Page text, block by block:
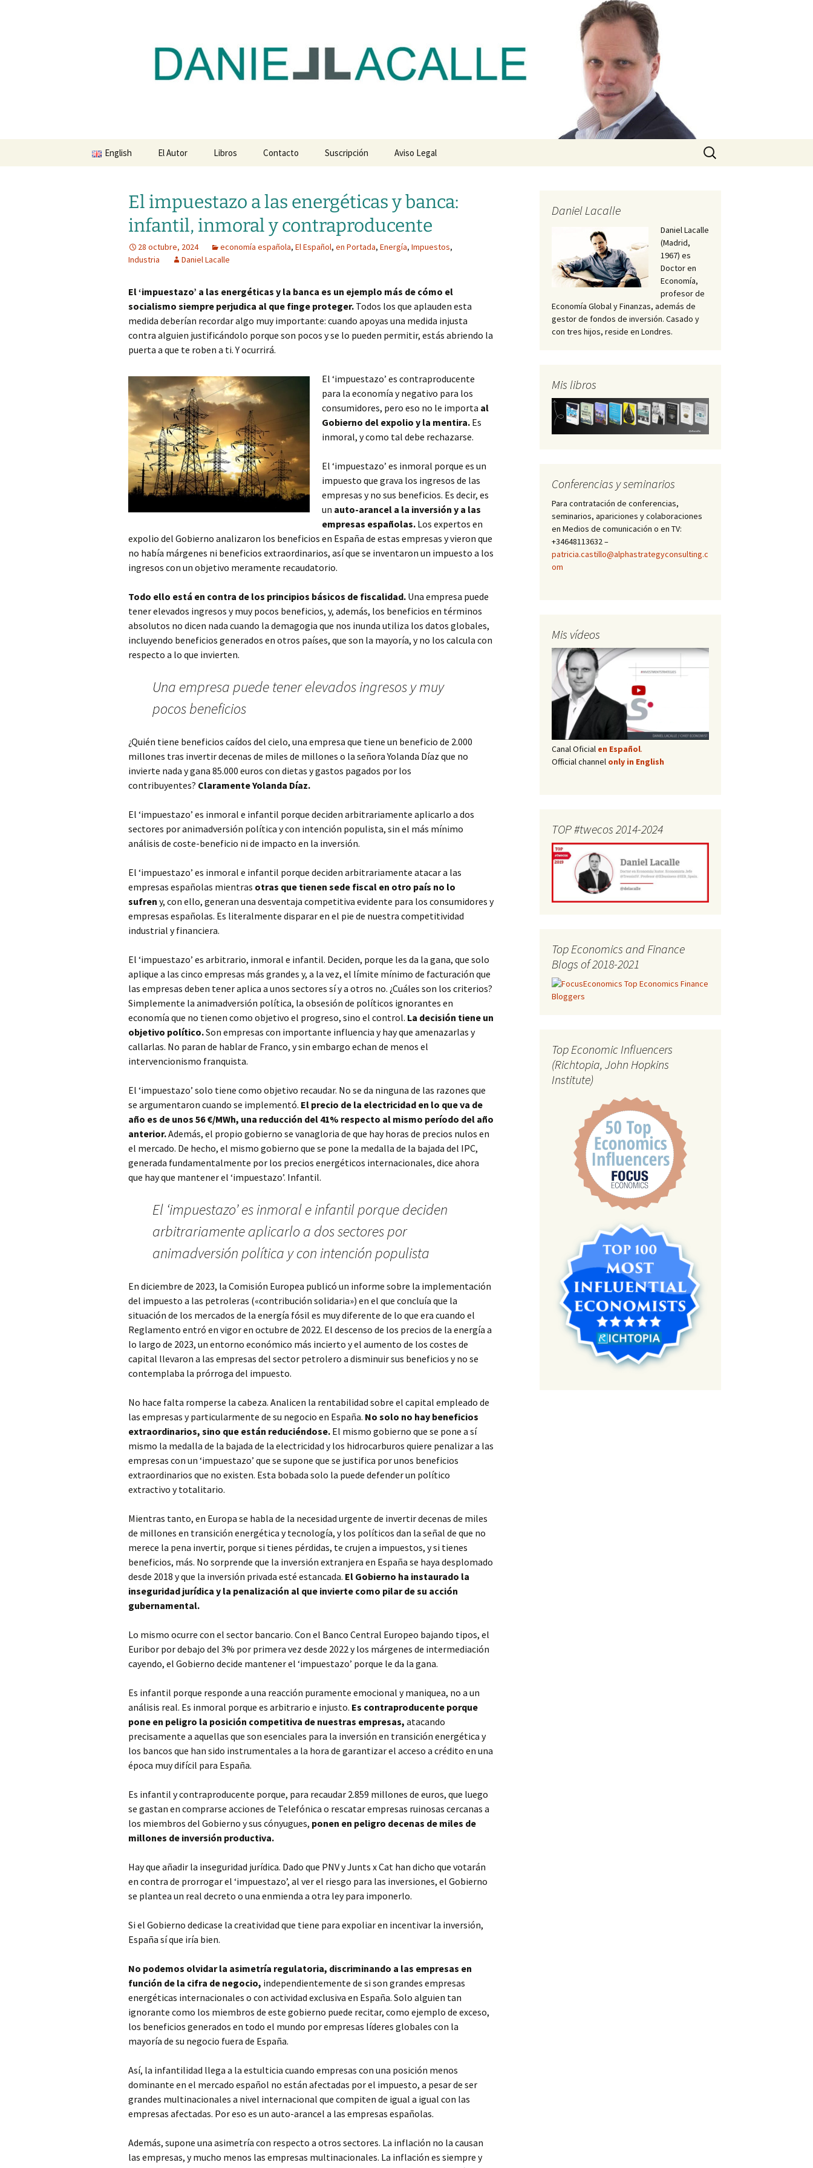
dlacalle.com
English El Autor Libros Contacto Suscripción Aviso Legal
Buscar:
El impuestazo a las energéticas y banca:
infantil, inmoral y contraproducente
28 octubre, 2024 economía española, El Español, en Portada, Energía, Impuestos,
Industria
Daniel Lacalle
El ‘impuestazo’ a las energéticas y la banca es un ejemplo más de cómo el
socialismo siempre perjudica al que finge proteger. Todos los que aplauden esta
medida deberían recordar algo muy importante: cuando apoyas una medida injusta
contra alguien justificándolo porque son pocos y se lo pueden permitir, estás abriendo la
puerta a que te roben a ti. Y ocurrirá.
El ‘impuestazo’ es contraproducente
para la economía y negativo para los
consumidores, pero eso no le importa al
Gobierno del expolio y la mentira. Es
inmoral, y como tal debe rechazarse.
El ‘impuestazo’ es inmoral porque es un
impuesto que grava los ingresos de las
empresas y no sus beneficios. Es decir, es
un auto-arancel a la inversión y a las
empresas españolas. Los expertos en
expolio del Gobierno analizaron los beneficios en España de estas empresas y vieron que
no había márgenes ni beneficios extraordinarios, así que se inventaron un impuesto a los
ingresos con un objetivo meramente recaudatorio.
Todo ello está en contra de los principios básicos de fiscalidad. Una empresa puede
tener elevados ingresos y muy pocos beneficios, y, además, los beneficios en términos
absolutos no dicen nada cuando la demagogia que nos inunda utiliza los datos globales,
incluyendo beneficios generados en otros países, que son la mayoría, y no los calcula con
respecto a lo que invierten.
Una empresa puede tener elevados ingresos y muy
pocos beneficios
¿Quién tiene beneficios caídos del cielo, una empresa que tiene un beneficio de 2.000
millones tras invertir decenas de miles de millones o la señora Yolanda Díaz que no
invierte nada y gana 85.000 euros con dietas y gastos pagados por los
contribuyentes? Claramente Yolanda Díaz.
El ‘impuestazo’ es inmoral e infantil porque deciden arbitrariamente aplicarlo a dos
sectores por animadversión política y con intención populista, sin el más mínimo
análisis de coste-beneficio ni de impacto en la inversión.
El ‘impuestazo’ es inmoral e infantil porque deciden arbitrariamente atacar a las
empresas españolas mientras otras que tienen sede fiscal en otro país no lo
sufren y, con ello, generan una desventaja competitiva evidente para los consumidores y
empresas españolas. Es literalmente disparar en el pie de nuestra competitividad
industrial y financiera.
El ‘impuestazo’ es arbitrario, inmoral e infantil. Deciden, porque les da la gana, que solo
aplique a las cinco empresas más grandes y, a la vez, el límite mínimo de facturación que
las empresas deben tener aplica a unos sectores sí y a otros no. ¿Cuáles son los criterios?
Simplemente la animadversión política, la obsesión de políticos ignorantes en
economía que no tienen como objetivo el progreso, sino el control. La decisión tiene un
objetivo político.Son empresas con importante influencia y hay que amenazarlas y
callarlas. No paran de hablar de Franco, y sin embargo echan de menos el
intervencionismo franquista.
El ‘impuestazo’ solo tiene como objetivo recaudar. No se da ninguna de las razones que
se argumentaron cuando se implementó. El precio de la electricidad en lo que va de
año es de unos 56 €/MWh, una reducción del 41% respecto al mismo período del año
anterior.Además, el propio gobierno se vanagloria de que hay horas de precios nulos en
el mercado. De hecho, el mismo gobierno que se pone la medalla de la bajada del IPC,
generada fundamentalmente por los precios energéticos internacionales, dice ahora
que hay que mantener el ‘impuestazo’. Infantil.
El ‘impuestazo’ es inmoral e infantil porque deciden
arbitrariamente aplicarlo a dos sectores por
animadversión política y con intención populista
En diciembre de 2023, la Comisión Europea publicó un informe sobre la implementación
del impuesto a las petroleras («contribución solidaria») en el que concluía que la
situación de los mercados de la energía fósil es muy diferente de lo que era cuando el
Reglamento entró en vigor en octubre de 2022. El descenso de los precios de la energía a
lo largo de 2023, un entorno económico más incierto y el aumento de los costes de
capital llevaron a las empresas del sector petrolero a disminuir sus beneficios y no se
contemplaba la prórroga del impuesto.
No hace falta romperse la cabeza. Analicen la rentabilidad sobre el capital empleado de
las empresas y particularmente de su negocio en España. No solo no hay beneficios
extraordinarios, sino que están reduciéndose. El mismo gobierno que se pone a sí
mismo la medalla de la bajada de la electricidad y los hidrocarburos quiere penalizar a las
empresas con un ‘impuestazo’ que se supone que se justifica por unos beneficios
extraordinarios que no existen. Esta bobada solo la puede defender un político
extractivo y totalitario.
Mientras tanto, en Europa se habla de la necesidad urgente de invertir decenas de miles
de millones en transición energética y tecnología, y los políticos dan la señal de que no
merece la pena invertir, porque si tienes pérdidas, te crujen a impuestos, y si tienes
beneficios, más. No sorprende que la inversión extranjera en España se haya desplomado
desde 2018 y que la inversión privada esté estancada. El Gobierno ha instaurado la
inseguridad jurídica y la penalización al que invierte como pilar de su acción
gubernamental.
Lo mismo ocurre con el sector bancario. Con el Banco Central Europeo bajando tipos, el
Euribor por debajo del 3% por primera vez desde 2022 y los márgenes de intermediación
cayendo, el Gobierno decide mantener el ‘impuestazo’ porque le da la gana.
Es infantil porque responde a una reacción puramente emocional y maniquea, no a un
análisis real. Es inmoral porque es arbitrario e injusto. Es contraproducente porque
pone en peligro la posición competitiva de nuestras empresas, atacando
precisamente a aquellas que son esenciales para la inversión en transición energética y
los bancos que han sido instrumentales a la hora de garantizar el acceso a crédito en una
época muy difícil para España.
Es infantil y contraproducente porque, para recaudar 2.859 millones de euros, que luego
se gastan en comprarse acciones de Telefónica o rescatar empresas ruinosas cercanas a
los miembros del Gobierno y sus cónyugues, ponen en peligro decenas de miles de
millones de inversión productiva.
Hay que añadir la inseguridad jurídica. Dado que PNV y Junts x Cat han dicho que votarán
en contra de prorrogar el ‘impuestazo’, al ver el riesgo para las inversiones, el Gobierno
se plantea un real decreto o una enmienda a otra ley para imponerlo.
Si el Gobierno dedicase la creatividad que tiene para expoliar en incentivar la inversión,
España sí que iría bien.
No podemos olvidar la asimetría regulatoria, discriminando a las empresas en
función de la cifra de negocio, independientemente de si son grandes empresas
energéticas internacionales o con actividad exclusiva en España. Solo alguien tan
ignorante como los miembros de este gobierno puede recitar, como ejemplo de exceso,
los beneficios generados en todo el mundo por empresas líderes globales con la
mayoría de su negocio fuera de España.
Así, la infantilidad llega a la estulticia cuando empresas con una posición menos
dominante en el mercado español no están afectadas por el impuesto, a pesar de ser
grandes multinacionales a nivel internacional que compiten de igual a igual con las
empresas afectadas. Por eso es un auto-arancel a las empresas españolas.
Además, supone una asimetría con respecto a otros sectores. La inflación no la causan
las empresas, y mucho menos las empresas multinacionales. La inflación es siempre y
Daniel Lacalle
Daniel Lacalle
(Madrid,
1967) es
Doctor en
Economía,
profesor de
Economía Global y Finanzas, además de
gestor de fondos de inversión. Casado y
con tres hijos, reside en Londres.
Mis libros
Conferencias y seminarios
Para contratación de conferencias,
seminarios, apariciones y colaboraciones
en Medios de comunicación o en TV:
+34648113632 –
patricia.castillo@alphastrategyconsulting.c
om
Mis vídeos
Canal Oficial en Español.
Official channel only in English
TOP #twecos 2014-2024
Top Economics and Finance
Blogs of 2018-2021
Top Economic Influencers
(Richtopia, John Hopkins
Institute)